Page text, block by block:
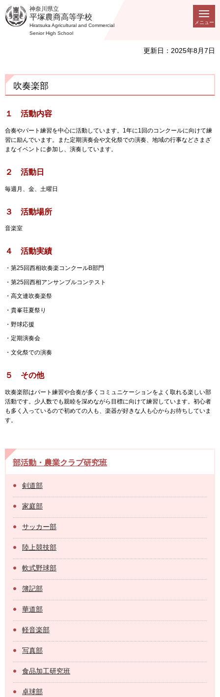
神奈川県立
平塚農商高等学校
Hiratsuka Agricultural and Commercial
Senior High School
メニュー
更新日：2025年8月7日
吹奏楽部
１ 活動内容
合奏やパート練習を中心に活動しています。1年に1回のコンクールに向けて練
習に励んでいます。また定期演奏会や文化祭での演奏、地域の行事などさまざ
まなイベントに参加し、演奏しています。
２ 活動日
毎週月、金、土曜日
３ 活動場所
音楽室
４ 活動実績
・第25回西相吹奏楽コンクールB部門
・第25回西相アンサンブルコンテスト
・高文連吹奏楽祭
・貴峯荘夏祭り
・野球応援
・定期演奏会
・文化祭での演奏
５ その他
吹奏楽部はパート練習や合奏が多くコミュニケーションをよく取れる楽しい部
活動です。少人数でも親睦を深めながら目標に向けて練習しています。初心者
も多く入っているので初めての人も、楽器が好きな人も心からお待ちしていま
す。
部活動・農業クラブ研究班
剣道部
家庭部
サッカー部
陸上競技部
軟式野球部
簿記部
華道部
軽音楽部
写真部
食品加工研究班
卓球部